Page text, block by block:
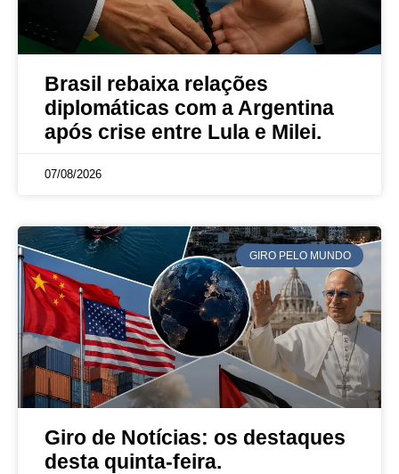
Brasil rebaixa relações
diplomáticas com a Argentina
após crise entre Lula e Milei.
07/08/2026
GIRO PELO MUNDO
Giro de Notícias: os destaques
desta quinta-feira.